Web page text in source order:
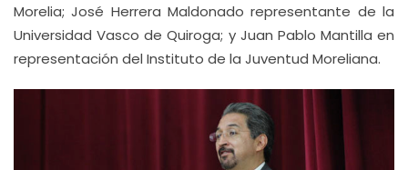
Morelia; José Herrera Maldonado representante de la
Universidad Vasco de Quiroga; y Juan Pablo Mantilla en
representación del Instituto de la Juventud Moreliana.